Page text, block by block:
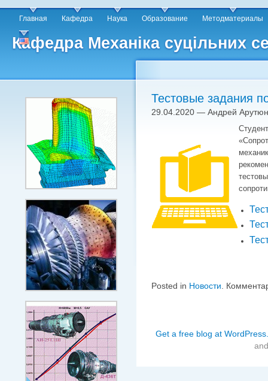
Кафедра Механіка суцільних
Главная Кафедра Наука Образование Методматериалы
Тестовые задания
29.04.2020 — Андрей
Posted in Новости
Get a free blog at